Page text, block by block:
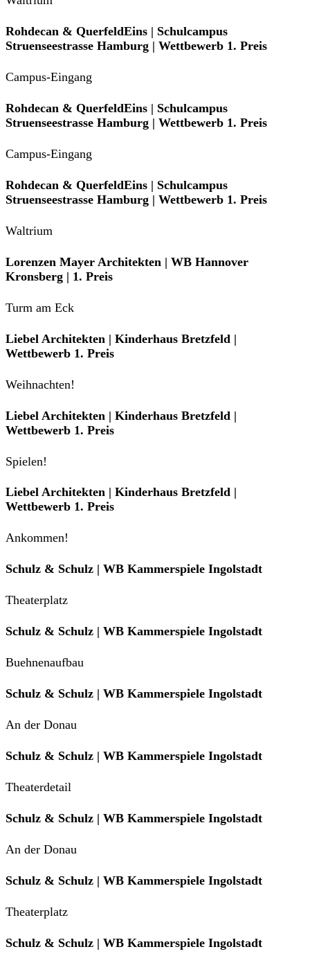
Rohdecan & QuerfeldEins | Schulcampus
Struenseestrasse Hamburg | Wettbewerb 1. Preis
Campus-Eingang
Rohdecan & QuerfeldEins | Schulcampus
Struenseestrasse Hamburg | Wettbewerb 1. Preis
Campus-Eingang
Rohdecan & QuerfeldEins | Schulcampus
Struenseestrasse Hamburg | Wettbewerb 1. Preis
Waltrium
Lorenzen Mayer Architekten | WB Hannover
Kronsberg | 1. Preis
Turm am Eck
Liebel Architekten | Kinderhaus Bretzfeld |
Wettbewerb 1. Preis
Weihnachten!
Liebel Architekten | Kinderhaus Bretzfeld |
Wettbewerb 1. Preis
Spielen!
Liebel Architekten | Kinderhaus Bretzfeld |
Wettbewerb 1. Preis
Ankommen!
Schulz & Schulz | WB Kammerspiele Ingolstadt
Theaterplatz
Schulz & Schulz | WB Kammerspiele Ingolstadt
Buehnenaufbau
Schulz & Schulz | WB Kammerspiele Ingolstadt
An der Donau
Schulz & Schulz | WB Kammerspiele Ingolstadt
Theaterdetail
Schulz & Schulz | WB Kammerspiele Ingolstadt
An der Donau
Schulz & Schulz | WB Kammerspiele Ingolstadt
Theaterplatz
Schulz & Schulz | WB Kammerspiele Ingolstadt